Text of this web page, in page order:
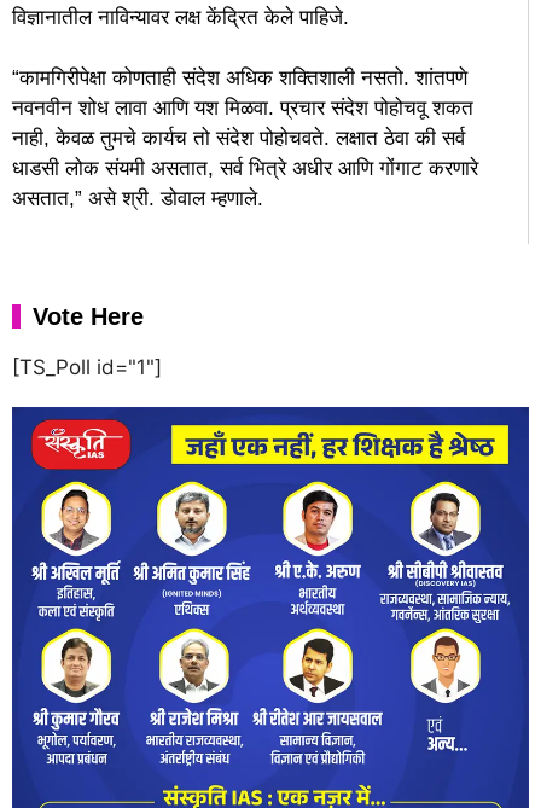
विज्ञानातील नाविन्यावर लक्ष केंद्रित केले पाहिजे.
“कामगिरीपेक्षा कोणताही संदेश अधिक शक्तिशाली नसतो. शांतपणे
नवनवीन शोध लावा आणि यश मिळवा. प्रचार संदेश पोहोचवू शकत
नाही, केवळ तुमचे कार्यच तो संदेश पोहोचवते. लक्षात ठेवा की सर्व
धाडसी लोक संयमी असतात, सर्व भित्रे अधीर आणि गोंगाट करणारे
असतात,” असे श्री. डोवाल म्हणाले.
Vote Here
[TS_Poll id="1"]